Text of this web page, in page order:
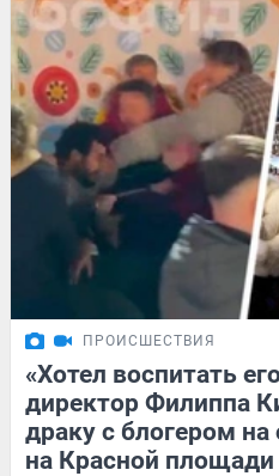
ПРОИСШЕСТВИЯ
«Хотел воспитать
директор Филиппа
драку с блогером
на Красной площади